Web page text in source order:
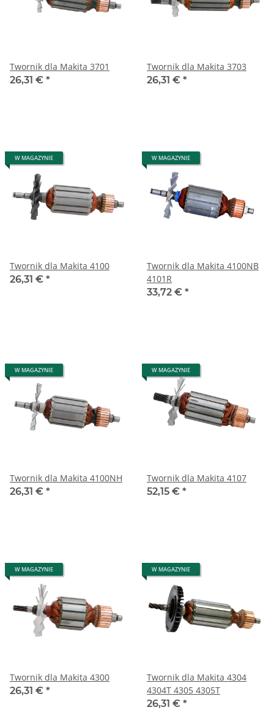
Twornik dla Makita 3701
26,31 € *
Twornik dla Makita 3703
26,31 € *
W MAGAZYNIE
Twornik dla Makita 4100
26,31 € *
W MAGAZYNIE
Twornik dla Makita 4100NB
4101R
33,72 € *
W MAGAZYNIE
Twornik dla Makita 4100NH
26,31 € *
W MAGAZYNIE
Twornik dla Makita 4107
52,15 € *
W MAGAZYNIE
Twornik dla Makita 4300
26,31 € *
W MAGAZYNIE
Twornik dla Makita 4304
4304T 4305 4305T
26,31 € *